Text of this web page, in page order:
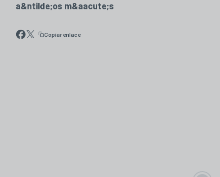
a&ntilde;os m&aacute;s
Copiar enlace